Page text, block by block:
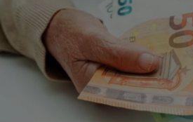
ALGEMENE VOORWAARDEN
CONTACT
Çerez Politikası